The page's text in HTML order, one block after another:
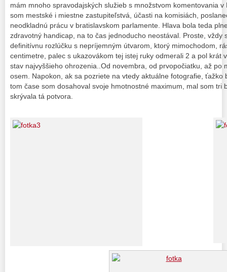
mám mnoho spravodajských služieb s množstvom komentovania
som mestské i miestne zastupiteľstvá, účasti na komisiách,
neodkladnú prácu v bratislavskom parlamente. Hlava bola teda
zdravotný handicap, na to čas jednoducho neostával. Proste, vždy
definitívnu rozlúčku s nepríjemným útvarom, ktorý mimochodom,
centimetre, palec s ukazovákom tej istej ruky odmerali 2 a pol krát
stav najvyššieho ohrozenia..Od novembra, od prvopočiatku, až po
osem. Napokon, ak sa pozriete na vtedy aktuálne fotografie, ťažko
tom čase som dosahoval svoje hmotnostné maximum, mal som tri
skrývala tá potvora.